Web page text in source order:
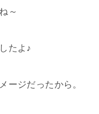
～
たよ♪
ージだったから。